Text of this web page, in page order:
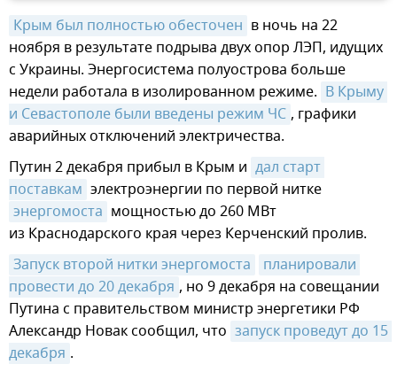
Крым был полностью обесточен в ночь на 22
ноября в результате подрыва двух опор ЛЭП, идущих
с Украины. Энергосистема полуострова больше
недели работала в изолированном режиме. В Крыму
и Севастополе были введены режим ЧС , графики
аварийных отключений электричества.
Путин 2 декабря прибыл в Крым и дал старт
поставкам электроэнергии по первой нитке
энергомоста мощностью до 260 МВт
из Краснодарского края через Керченский пролив.
Запуск второй нитки энергомоста
планировали
провести до 20 декабря , но 9 декабря на совещании
Путина с правительством министр энергетики РФ
Александр Новак сообщил, что запуск проведут до 15
декабря .